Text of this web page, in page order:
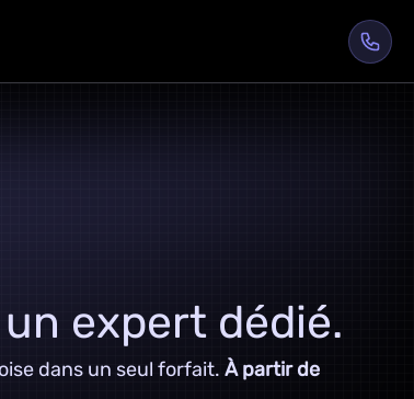
expert dédié.
dans un seul forfait. À partir de